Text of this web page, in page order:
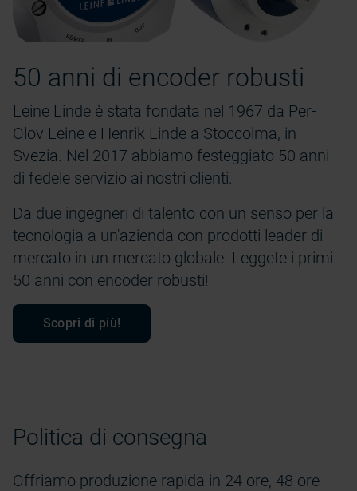
50 anni di encoder robusti
Leine Linde è stata fondata nel 1967 da Per-
Olov Leine e Henrik Linde a Stoccolma, in
Svezia. Nel 2017 abbiamo festeggiato 50 anni
di fedele servizio ai nostri clienti.
Da due ingegneri di talento con un senso per la
tecnologia a un'azienda con prodotti leader di
mercato in un mercato globale. Leggete i primi
50 anni con encoder robusti!
Scopri di più!
Politica di consegna
Offriamo produzione rapida in 24 ore, 48 ore